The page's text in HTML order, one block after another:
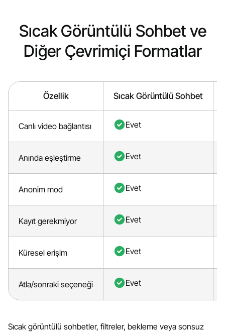
Sıcak Görüntülü Sohbet ve
Diğer Çevrimiçi Formatlar
Özellik Sıcak Görüntülü Sohbet
Canlı video bağlantısı Evet
Anında eşleştirme Evet
Anonim mod Evet
Kayıt gerekmiyor Evet
Küresel erişim Evet
Atla/sonraki seçeneği Evet
Sıcak görüntülü sohbetler, filtreler, bekleme veya sonsuz